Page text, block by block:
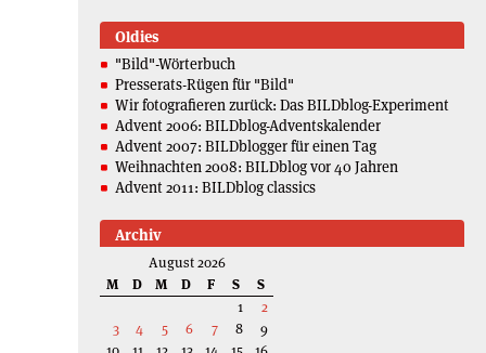
Oldies
"Bild"-Wörterbuch
Presserats-Rügen für "Bild"
Wir fotografieren zurück: Das BILDblog-Experiment
Advent 2006: BILDblog-Adventskalender
Advent 2007: BILDblogger für einen Tag
Weihnachten 2008: BILDblog vor 40 Jahren
Advent 2011: BILDblog classics
Archiv
August 2026
M
D M D F S
S
1
2
3
4 5 6 7 8
9